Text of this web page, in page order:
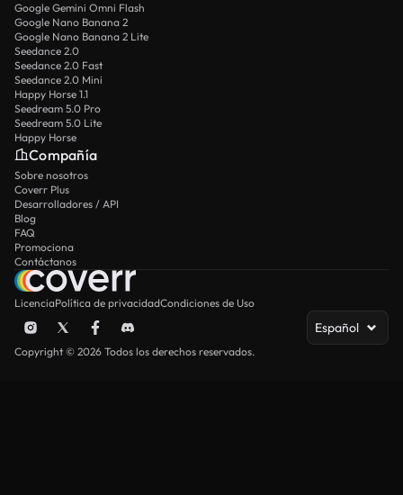
Google Gemini Omni Flash
Google Nano Banana 2
Google Nano Banana 2 Lite
Seedance 2.0
Seedance 2.0 Fast
Seedance 2.0 Mini
Happy Horse 1.1
Seedream 5.0 Pro
Seedream 5.0 Lite
Happy Horse
Compañía
Sobre nosotros
Coverr Plus
Desarrolladores / API
Blog
FAQ
Promociona
Contáctanos
LicenciaPolítica de privacidadCondiciones de Uso
Español
Copyright © 2026 Todos los derechos reservados.